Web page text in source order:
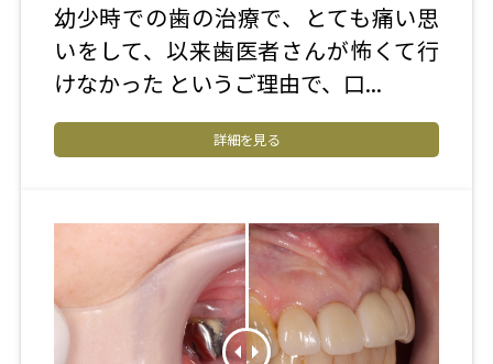
幼少時での歯の治療で、とても痛い思
いをして、以来歯医者さんが怖くて行
けなかった というご理由で、口...
詳細を見る